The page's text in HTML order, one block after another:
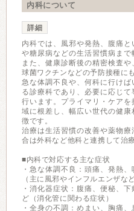
内科について
詳細
内科では、風邪や発熱、腹痛
や糖尿病などの生活習慣病まで
また、健康診断後の精密検査
球菌ワクチンなどの予防接種に
急な体調不良や、何科に行け
る診療科であり、必要に応じ
行います。プライマリ・ケア
域に根差し、幅広い世代の健
徴です。
治療は生活習慣の改善や薬物
合は外科など他科と連携して治
■内科で対応する主な症状
・急な体調不良：頭痛、発熱
（主に風邪やインフルエンザな
・消化器症状：腹痛、便秘、
ど（消化管に関わる症状）
・全身の不調：めまい、胸痛